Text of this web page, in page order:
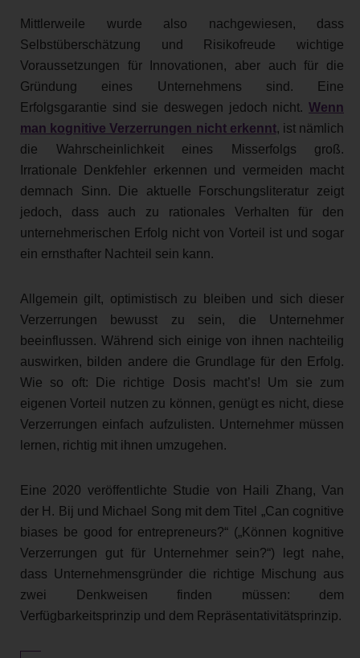
Mittlerweile wurde also nachgewiesen, dass
Selbstüberschätzung und Risikofreude wichtige
Voraussetzungen für Innovationen, aber auch für die
Gründung eines Unternehmens sind. Eine
Erfolgsgarantie sind sie deswegen jedoch nicht. Wenn
man kognitive Verzerrungen nicht erkennt, ist nämlich
die Wahrscheinlichkeit eines Misserfolgs groß.
Irrationale Denkfehler erkennen und vermeiden macht
demnach Sinn. Die aktuelle Forschungsliteratur zeigt
jedoch, dass auch zu rationales Verhalten für den
unternehmerischen Erfolg nicht von Vorteil ist und sogar
ein ernsthafter Nachteil sein kann.
Allgemein gilt, optimistisch zu bleiben und sich dieser
Verzerrungen bewusst zu sein, die Unternehmer
beeinflussen. Während sich einige von ihnen nachteilig
auswirken, bilden andere die Grundlage für den Erfolg.
Wie so oft: Die richtige Dosis macht’s! Um sie zum
eigenen Vorteil nutzen zu können, genügt es nicht, diese
Verzerrungen einfach aufzulisten. Unternehmer müssen
lernen, richtig mit ihnen umzugehen.
Eine 2020 veröffentlichte Studie von Haili Zhang, Van
der H. Bij und Michael Song mit dem Titel „Can cognitive
biases be good for entrepreneurs?“ („Können kognitive
Verzerrungen gut für Unternehmer sein?“) legt nahe,
dass Unternehmensgründer die richtige Mischung aus
zwei Denkweisen finden müssen: dem
Verfügbarkeitsprinzip und dem Repräsentativitätsprinzip.